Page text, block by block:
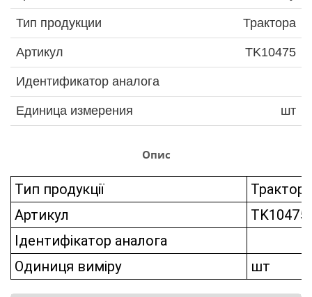
Тип продукции Трактора
Артикул TK10475
Идентификатор аналога
Единица измерения шт
Опис
Тип продукції
Трактора
Артикул
TK10475
Ідентифікатор аналога
Одиниця виміру
шт